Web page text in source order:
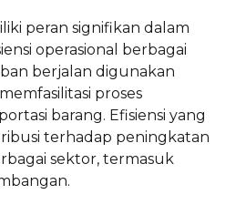
peran signifikan dalam
operasional berbagai
berjalan digunakan
proses
barang. Efisiensi yang
terhadap peningkatan
sektor, termasuk